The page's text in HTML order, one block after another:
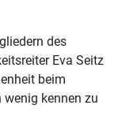
des
Eva Seitz
beim
kennen zu